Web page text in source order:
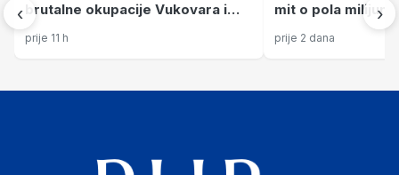
‹
brutalne okupacije Vukovara i
Knina?
prije 11 h
mit o pola
prije 2 dana
›